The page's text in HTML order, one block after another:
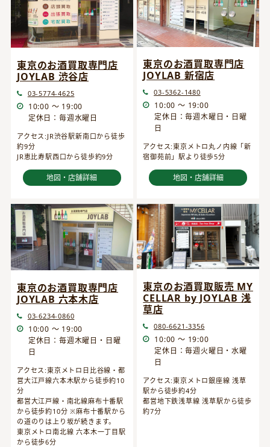
東京のお酒買取専門店
JOYLAB 渋谷店
03-5774-4625
10:00 ～ 19:00
定休日：毎週水曜日
アクセス:JR渋谷駅新南口から徒歩
約9分
JR恵比寿駅西口から徒歩約9分
地図・店舗詳細
東京のお酒買取専門店
JOYLAB 新宿店
03-5362-1480
10:00 ～ 19:00
定休日：毎週木曜日・日曜
日
アクセス:東京メトロ丸ノ内線「新
宿御苑前」駅より徒歩5分
地図・店舗詳細
東京のお酒買取専門店
JOYLAB 六本木店
03-6234-0860
10:00 ～ 19:00
定休日：毎週木曜日・日曜
日
アクセス:東京メトロ日比谷線・都
営大江戸線六本木駅から徒歩約10
分
都営大江戸線・南北線麻布十番駅
から徒歩約10分 ※麻布十番駅から
の道のりは上り坂が続きます。
東京メトロ南北線 六本木一丁目駅
から徒歩6分
東京のお酒買取販売 MY
CELLAR by JOYLAB 浅
草店
080-6621-3356
10:00 ～ 19:00
定休日：毎週火曜日・水曜
日
アクセス:東京メトロ銀座線 浅草
駅から徒歩約4分
都営地下鉄浅草線 浅草駅から徒歩
約7分